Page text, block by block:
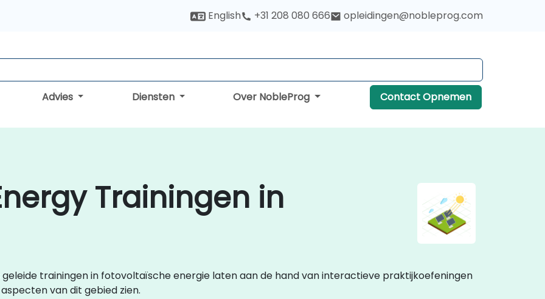
English +31 208 080 666 opleidingen@nobleprog.com
Advies Diensten Over NobleProg Contact Opnemen
Trainingen in
trainingen in fotovoltaïsche energie laten aan de hand van interactieve praktijkoefeningen
van dit gebied zien.